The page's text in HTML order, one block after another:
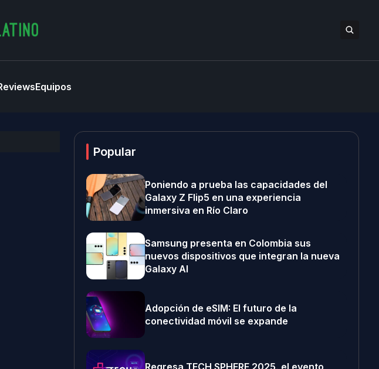
Equipos
Popular
Poniendo a prueba las capacidades del
Galaxy Z Flip5 en una experiencia
inmersiva en Río Claro
Samsung presenta en Colombia sus
nuevos dispositivos que integran la nueva
Galaxy AI
Adopción de eSIM: El futuro de la
conectividad móvil se expande
Regresa TECH SPHERE 2025, el evento